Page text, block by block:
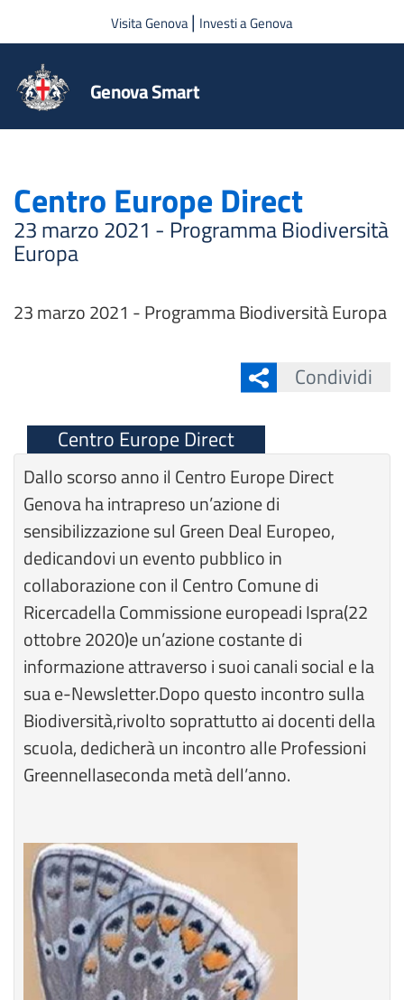
Salta al contenuto principale
Visita Genova| Investi a Genova
Genova Smart
Centro Europe Direct
23 marzo 2021 - Programma Biodiversità
Europa
23 marzo 2021 - Programma Biodiversità Europa
Condividi
Centro Europe Direct
Dallo scorso anno il Centro Europe Direct
Genova ha intrapreso un’azione di
sensibilizzazione sul Green Deal Europeo,
dedicandovi un evento pubblico in
collaborazione con il Centro Comune di
Ricercadella Commissione europeadi Ispra(22
ottobre 2020)e un’azione costante di
informazione attraverso i suoi canali social e la
sua e-Newsletter.Dopo questo incontro sulla
Biodiversità,rivolto soprattutto ai docenti della
scuola, dedicherà un incontro alle Professioni
Greennellaseconda metà dell’anno.